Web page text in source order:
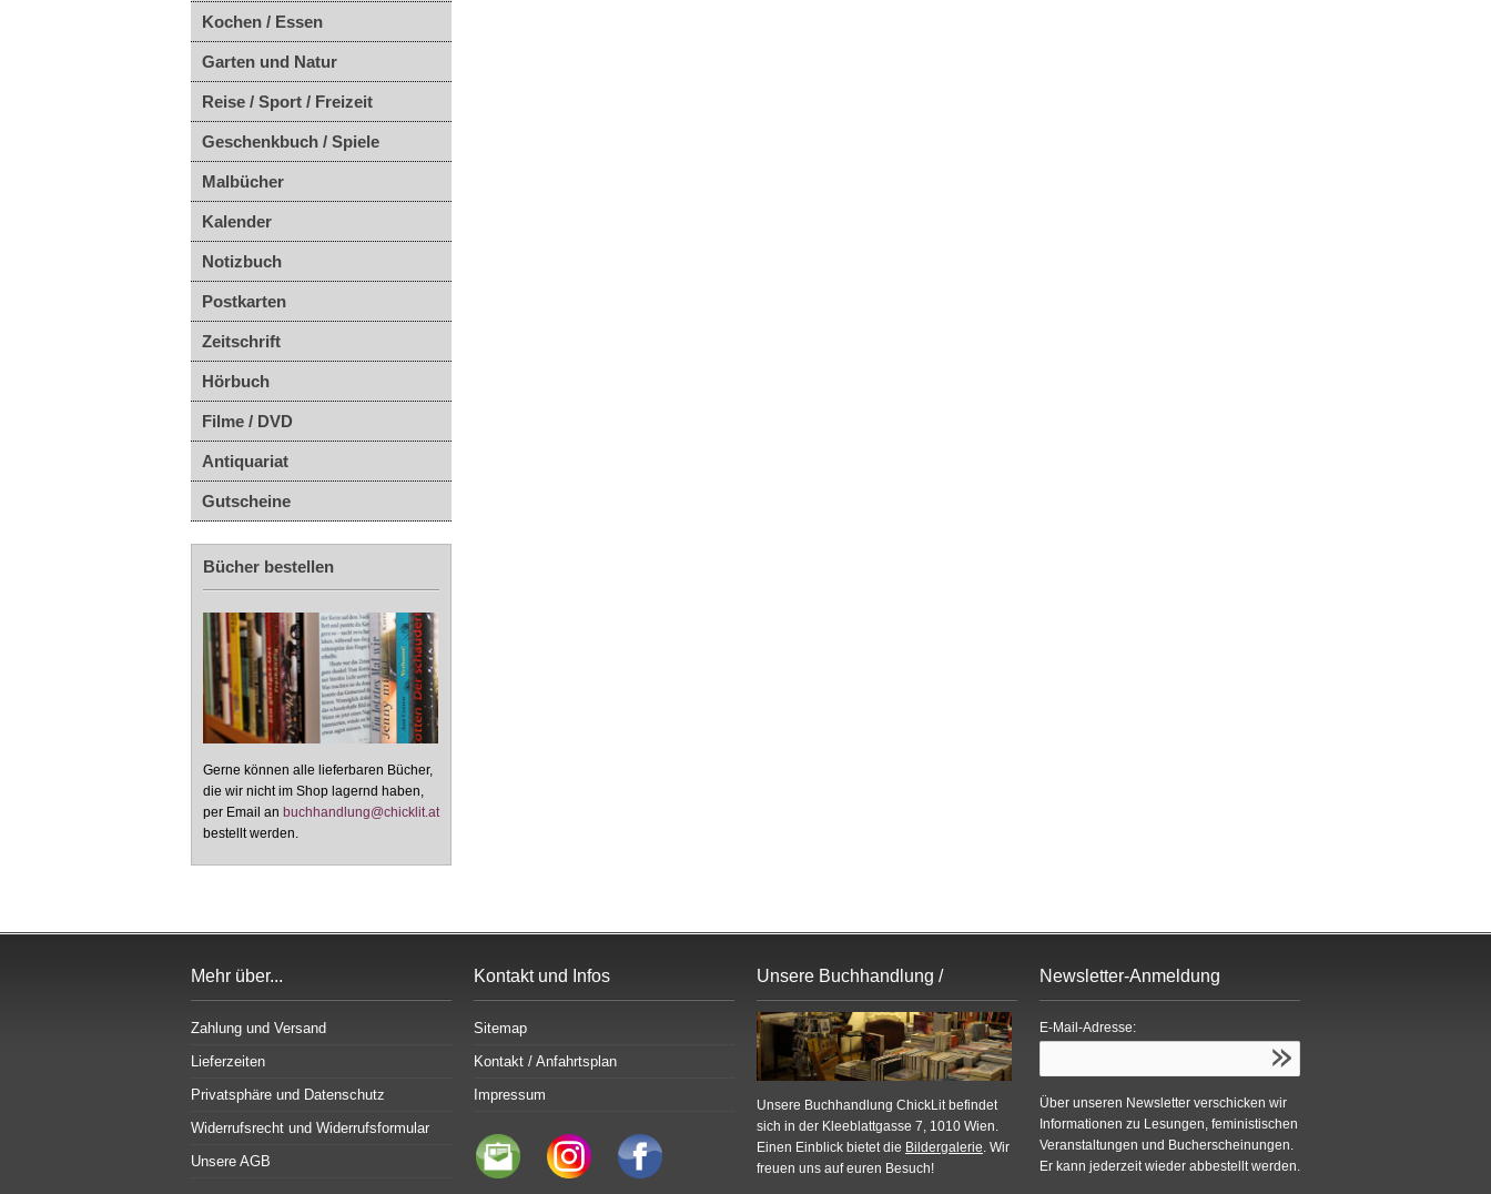
Kochen / Essen
Garten und Natur
Reise / Sport / Freizeit
Geschenkbuch / Spiele
Malbücher
Kalender
Notizbuch
Postkarten
Zeitschrift
Hörbuch
Filme / DVD
Antiquariat
Gutscheine
Bücher bestellen
Gerne können alle lieferbaren Bücher,
die wir nicht im Shop lagernd haben,
per Email an buchhandlung@chicklit.at
bestellt werden.
Mehr über...
Zahlung und Versand
Lieferzeiten
Privatsphäre und Datenschutz
Widerrufsrecht und Widerrufsformular
Unsere AGB
Kontakt und Infos
Sitemap
Kontakt / Anfahrtsplan
Impressum
Unsere Buchhandlung /
Bildergalerie
Unsere Buchhandlung ChickLit befindet
sich in der Kleeblattgasse 7, 1010 Wien.
Einen Einblick bietet die Bildergalerie. Wir
freuen uns auf euren Besuch!
Newsletter-Anmeldung
E-Mail-Adresse:
Über unseren Newsletter verschicken wir
Informationen zu Lesungen, feministischen
Veranstaltungen und Bucherscheinungen.
Er kann jederzeit wieder abbestellt werden.